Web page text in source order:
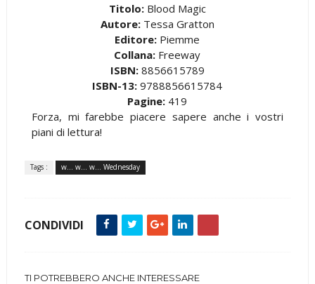
Titolo: Blood Magic
Autore: Tessa Gratton
Editore: Piemme
Collana: Freeway
ISBN:8856615789
ISBN-13: 9788856615784
Pagine: 419
Forza, mi farebbe piacere sapere anche i vostri
piani di lettura!
Tags : w... w... w... Wednesday
CONDIVIDI
TI POTREBBERO ANCHE INTERESSARE